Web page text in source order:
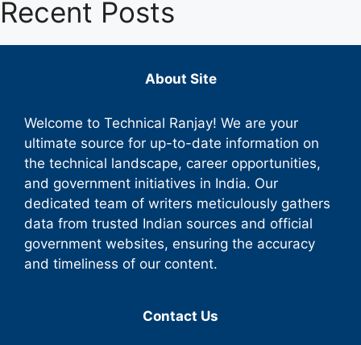
Recent Posts
About Site
Welcome to Technical Ranjay! We are your
ultimate source for up-to-date information on
the technical landscape, career opportunities,
and government initiatives in India. Our
dedicated team of writers meticulously gathers
data from trusted Indian sources and official
government websites, ensuring the accuracy
and timeliness of our content.
Contact Us